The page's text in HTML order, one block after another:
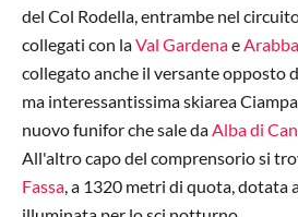
del Col Rodella, entrambe nel
collegati con laVal GardenaeArabba
collegato anche il versante opposto
ma interessantissima skiarea
nuovo funifor che sale daAlba di
All'altro capo del comprensorio si
Fassa, a 1320 metri di quota, dotata